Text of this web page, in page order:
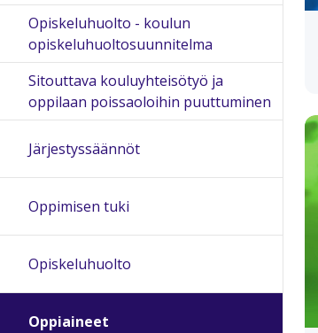
Opiskeluhuolto - koulun
opiskeluhuoltosuunnitelma
Sitouttava kouluyhteisötyö ja
oppilaan poissaoloihin puuttuminen
Järjestyssäännöt
Oppimisen tuki
Opiskeluhuolto
Oppiaineet